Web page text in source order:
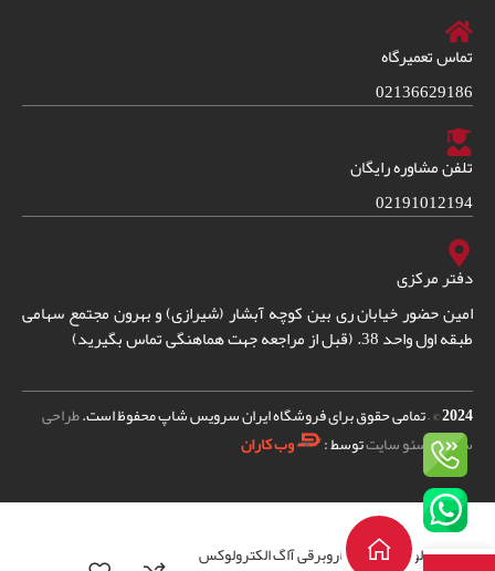
تماس تعمیرگاه
02136629186
تلفن مشاوره رایگان
02191012194
دفتر مرکزی
امین حضور خیابان ری بین کوچه آبشار (شیرازی) و بهرون مجتمع سهامی
طبقه اول واحد 38. (قبل از مراجعه جهت هماهنگی تماس بگیرید)
2024© – تمامی حقوق برای فروشگاه ایران سرویس شاپ محفوظ است.طراحی
سایتوسئو سایتتوسط : وب کاران
لوازم پارویی جاروبرقی آاگ الکترولوکس